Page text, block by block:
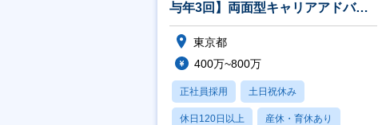
与年3回】両面型キャリアアドバイ
ザー
東京都
400万~800万
正社員採用 土日祝休み
休日120日以上 産休・育休あり